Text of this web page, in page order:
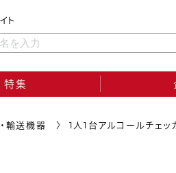
ト
特集
輸送機器 1人1台アルコールチェッ